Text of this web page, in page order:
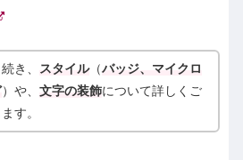
き、 スタイル（バッジ、マイクロ
）や、文字の装飾について詳しくご
す。